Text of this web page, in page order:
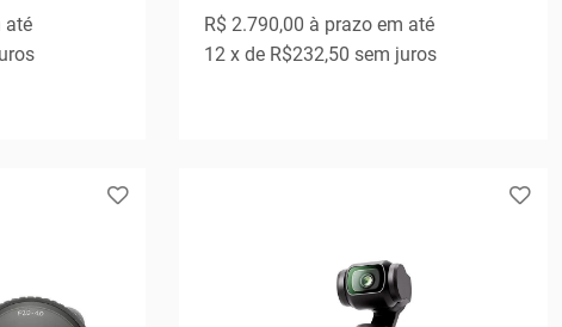
até
R$ 2.790,00 à prazo em até
12x de R$232,50 sem juros